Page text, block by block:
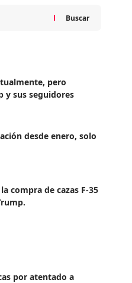
Buscar
pero
y sus seguidores
desde enero, solo
compra de cazas F-35
por atentado a